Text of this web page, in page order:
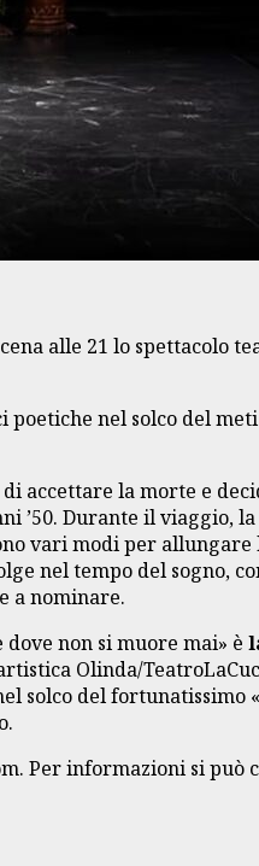
alle 21 lo spettacolo
poetiche nel solco del
accettare la morte e
’50. Durante il viaggio,
vari modi per
nel tempo del sogno,
a nominare.
non si muore mai» è
Olinda/
del fortunatissimo
Per informazioni si può